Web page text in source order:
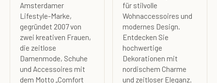
Amsterdamer
Lifestyle-Marke,
gegründet 2007 von
zwei kreativen Frauen,
die zeitlose
Damenmode, Schuhe
und Accessoires mit
dem Motto „Comfort
für stilvolle
Wohnaccessoires und
modernes Design.
Entdecken Sie
hochwertige
Dekorationen mit
nordischem Charme
und zeitloser Eleganz.